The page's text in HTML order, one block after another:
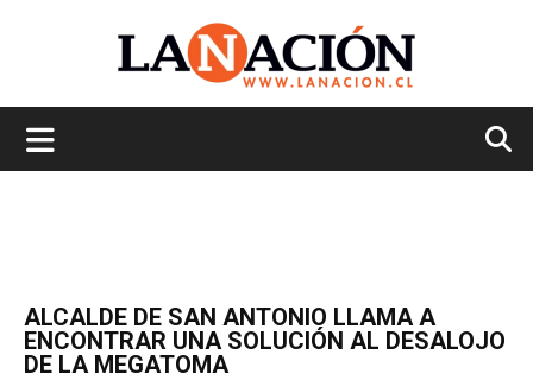
ALCALDE DE SAN ANTONIO LLAMA A
ENCONTRAR UNA SOLUCIÓN AL DESALOJO
DE LA MEGATOMA